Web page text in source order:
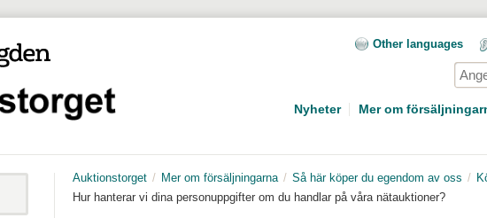
Other languages
Nyheter Mer om
Auktionstorget Mer om försäljningarna Så här köper du egendom av oss
Hur hanterar vi dina personuppgifter om du handlar på våra nätauktioner?